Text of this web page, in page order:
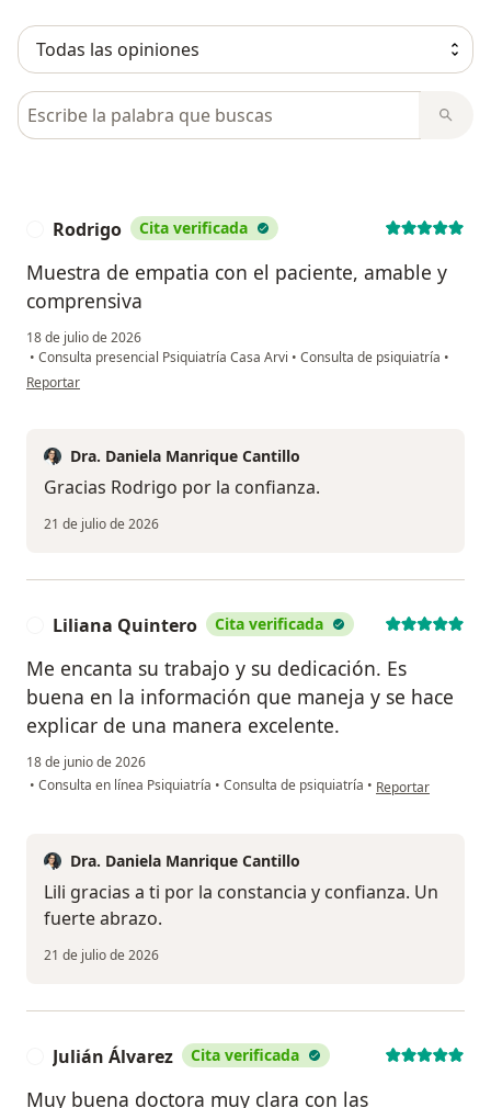
Busca en opiniones
Rodrigo Cita verificada
Muestra de empatia con el paciente, amable y
comprensiva
18 de julio de 2026
• Consulta presencial Psiquiatría Casa Arvi • Consulta de psiquiatría •
en opinión del usuario Rodrigo
Reportar
Dra. Daniela Manrique Cantillo
Gracias Rodrigo por la confianza.
21 de julio de 2026
Liliana Quintero Cita verificada
Me encanta su trabajo y su dedicación. Es
buena en la información que maneja y se hace
explicar de una manera excelente.
18 de junio de 2026
• Consulta en línea Psiquiatría • Consulta de psiquiatría • en opinión del
Reportar
Dra. Daniela Manrique Cantillo
Lili gracias a ti por la constancia y confianza. Un
fuerte abrazo.
21 de julio de 2026
Julián Álvarez Cita verificada
Muy buena doctora muy clara con las